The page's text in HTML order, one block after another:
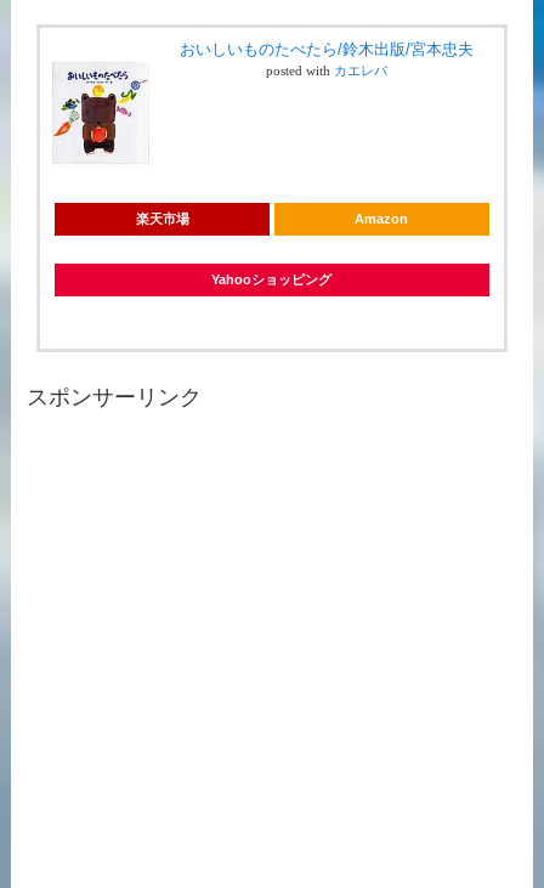
おいしいものたべたら/鈴木出版/宮本忠夫
posted with カエレバ
楽天市場 Amazon
Yahooショッピング
スポンサーリンク